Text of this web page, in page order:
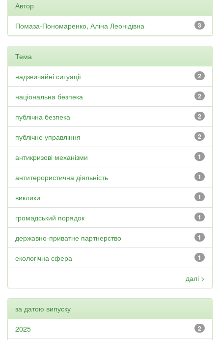
Автор
3
Помаза-Пономаренко, Аліна Леонідівна
Тема
2
надзвичайні ситуації
2
національна безпека
2
публічна безпека
2
публічне управління
1
антикризові механізми
1
антитерористична діяльність
1
виклики
1
громадський порядок
1
державно-приватне партнерство
1
екологічна сфера
далі >
за датою випуску
2
2025